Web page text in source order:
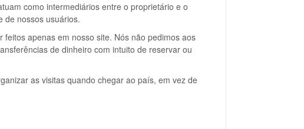
como intermediários entre o proprietário e o
de nossos usuários.
apenas em nosso site. Nós não pedimos aos
de dinheiro com intuito de reservar ou
as visitas quando chegar ao país, em vez de